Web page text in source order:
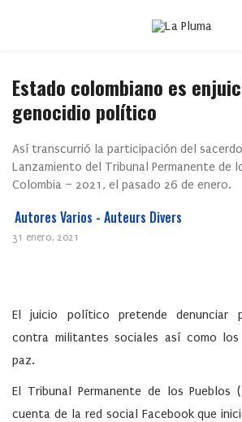
Estado colombiano es
genocidio político
Así transcurrió la participación del
Lanzamiento del Tribunal Permanente de
Colombia – 2021, el pasado 26 de enero.
Autores Varios - Auteurs Divers
31 enero, 2021
El juicio político pretende denunciar
contra militantes sociales así como
paz.
El Tribunal Permanente de los Pueblos
cuenta de la red social Facebook que